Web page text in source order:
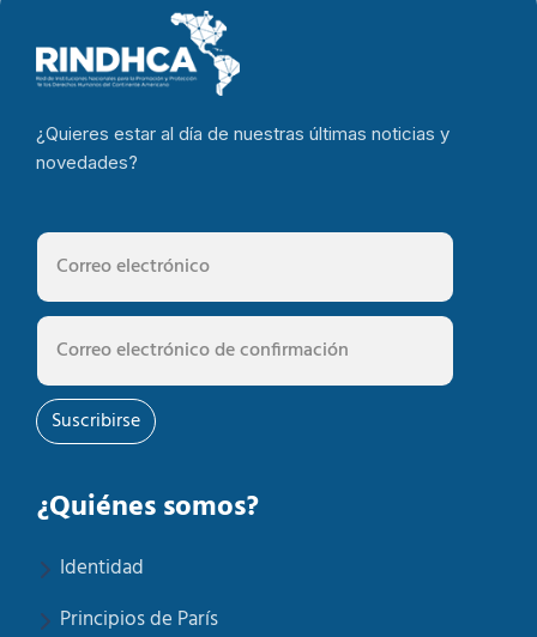
¿Quieres estar al día de nuestras últimas noticias y
novedades?
Suscribirse
¿Quiénes somos?
Identidad
Principios de París